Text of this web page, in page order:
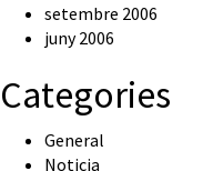
setembre 2006
juny 2006
Categories
General
Noticia